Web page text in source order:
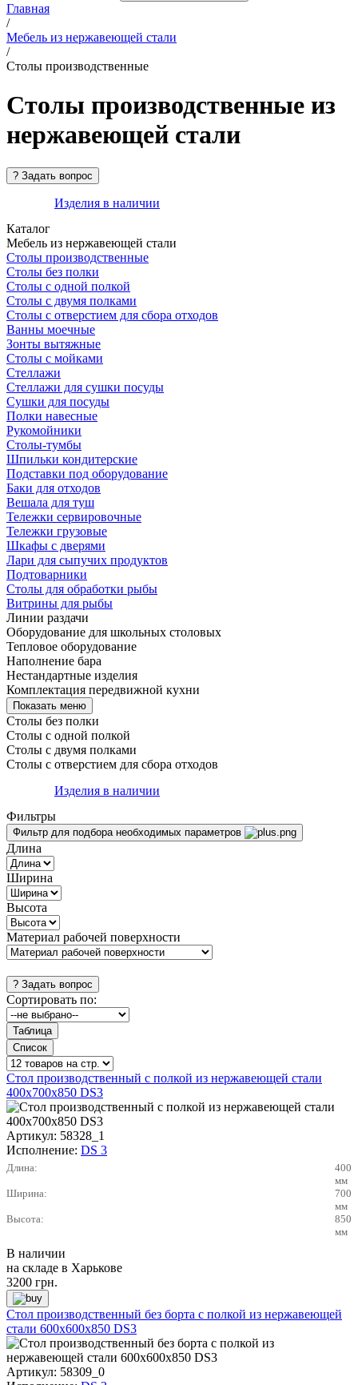
Главная
/
Мебель из нержавеющей стали
/
Столы производственные
Столы производственные из
нержавеющей стали
Изделия в наличии
Каталог
Мебель из нержавеющей стали
Столы производственные
Столы без полки
Столы с одной полкой
Столы с двумя полками
Столы с отверстием для сбора отходов
Ванны моечные
Зонты вытяжные
Столы с мойками
Стеллажи
Стеллажи для сушки посуды
Сушки для посуды
Полки навесные
Рукомойники
Столы-тумбы
Шпильки кондитерские
Подставки под оборудование
Баки для отходов
Вешала для туш
Тележки сервировочные
Тележки грузовые
Шкафы с дверями
Лари для сыпучих продуктов
Подтоварники
Столы для обработки рыбы
Витрины для рыбы
Линии раздачи
Оборудование для школьных столовых
Тепловое оборудование
Наполнение бара
Нестандартные изделия
Комплектация передвижной кухни
Столы без полки
Столы с одной полкой
Столы с двумя полками
Столы с отверстием для сбора отходов
Изделия в наличии
Фильтры
Фильтр для подбора необходимых параметров
Длина
Ширина
Высота
Материал рабочей поверхности
Сортировать по:
Стол производственный с полкой из нержавеющей стали
400х700х850 DS3
Артикул: 58328_1
Исполнение: DS 3
Длина:
400
мм
Ширина:
700
мм
Высота:
850
мм
В наличии
на складе в Харькове
3200 грн.
Стол производственный без борта с полкой из нержавеющей
стали 600х600х850 DS3
Артикул: 58309_0